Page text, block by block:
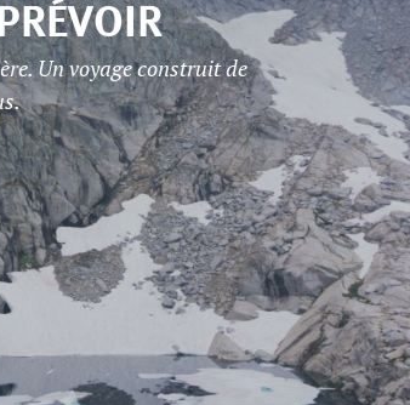
Un voyage construit de